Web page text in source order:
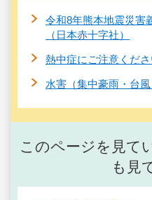
令和8年熊本地震災害
（日本赤十字社）
熱中症にご注意くださ
水害（集中豪雨・台
このページを見て
も見